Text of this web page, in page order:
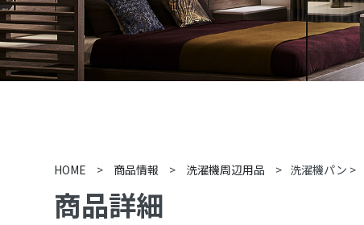
HOME > 商品情報 > 洗濯機周辺用品 > 洗濯機パン >
商品詳細